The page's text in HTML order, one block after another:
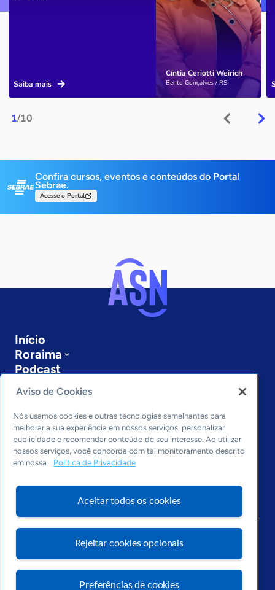
1/10
Cíntia Ceriotti Weirich
Bento Gonçalves / RS
Saiba mais
Confira cursos, eventos e conteúdos do Portal
Sebrae.
Acesse o Portal
Início
Roraima
Podcast
Sobre a ASN
Últimas notícias
Entre em contato
Editorias
Economia & Política
Inovação & Tecnologia
Cultura empreendedora
Arquivo
Aviso de Cookies
Nós usamos cookies e outras tecnologias semelhantes para
melhorar a sua experiência em nossos serviços, personalizar
publicidade e recomendar conteúdo de seu interesse. Ao utilizar
nossos serviços, você concorda com tal monitoramento descrito
em nossa
Política de Privacidade
Aceitar todos os cookies
Rejeitar cookies opcionais
Preferências de cookies